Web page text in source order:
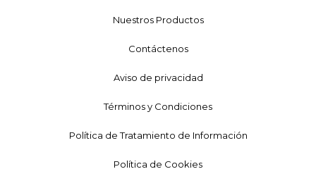
Nuestros Productos
Contáctenos
Aviso de privacidad
Términos y Condiciones
Política de Tratamiento de Información
Política de Cookies